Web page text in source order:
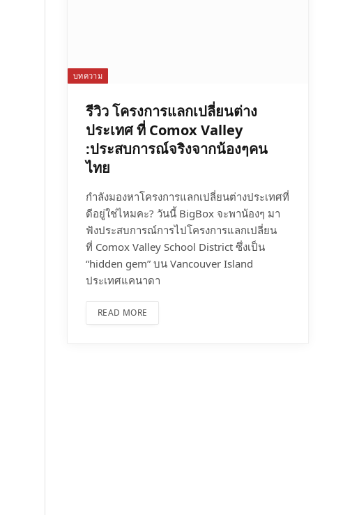
บทความ
รีวิว โครงการแลกเปลี่ยนต่าง
ประเทศ ที่ Comox Valley
:ประสบการณ์จริงจากน้องๆคน
ไทย
กำลังมองหาโครงการแลกเปลี่ยนต่างประเทศที่
ดีอยู่ใช่ไหมคะ? วันนี้ BigBox จะพาน้องๆ มา
ฟังประสบการณ์การไปโครงการแลกเปลี่ยน
ที่ Comox Valley School District ซึ่งเป็น
“hidden gem” บน Vancouver Island
ประเทศแคนาดา
READ MORE